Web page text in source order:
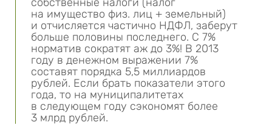
на имущество физ. лиц + земельный)
и отчисляется частично НДФЛ, заберут
больше половины последнего. С 7%
норматив сократят аж до 3%! В 2013
году в денежном выражении 7%
составят порядка 5,5 миллиардов
рублей. Если брать показатели этого
года, то на муниципалитетах
в следующем году сэкономят более
3 млрд рублей.